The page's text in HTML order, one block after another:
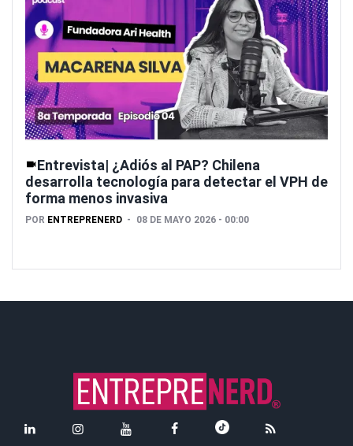
Entrevista| ¿Adiós al PAP? Chilena
desarrolla tecnología para detectar el VPH de
forma menos invasiva
POR ENTREPRENERD 08 DE MAYO 2026 - 00:00